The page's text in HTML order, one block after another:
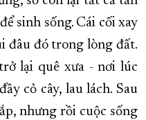
sinh sống. Cái cối xay
đâu đó trong lòng đất.
lại quê xưa - nơi lúc
cỏ cây, lau lách. Sau
nhưng rồi cuộc sống